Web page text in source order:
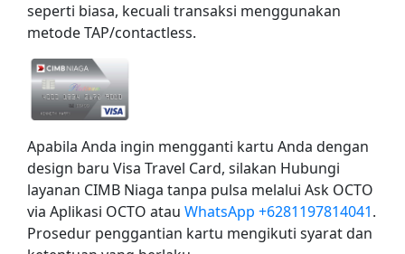
seperti biasa, kecuali transaksi menggunakan
metode TAP/contactless.
Apabila Anda ingin mengganti kartu Anda dengan
design baru Visa Travel Card, silakan Hubungi
layanan CIMB Niaga tanpa pulsa melalui Ask OCTO
via Aplikasi OCTO atau WhatsApp +6281197814041.
Prosedur penggantian kartu mengikuti syarat dan